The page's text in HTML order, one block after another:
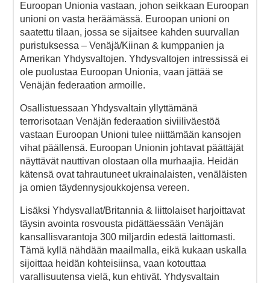
Euroopan Unionia vastaan, johon seikkaan Euroopan
unioni on vasta heräämässä. Euroopan unioni on
saatettu tilaan, jossa se sijaitsee kahden suurvallan
puristuksessa – Venäjä/Kiinan & kumppanien ja
Amerikan Yhdysvaltojen. Yhdysvaltojen intressissä ei
ole puolustaa Euroopan Unionia, vaan jättää se
Venäjän federaation armoille.
Osallistuessaan Yhdysvaltain yllyttämänä
terrorisotaan Venäjän federaation siviiliväestöä
vastaan Euroopan Unioni tulee niittämään kansojen
vihat päällensä. Euroopan Unionin johtavat päättäjät
näyttävät nauttivan olostaan olla murhaajia. Heidän
kätensä ovat tahrautuneet ukrainalaisten, venäläisten
ja omien täydennysjoukkojensa vereen.
Lisäksi Yhdysvallat/Britannia & liittolaiset harjoittavat
täysin avointa rosvousta pidättäessään Venäjän
kansallisvarantoja 300 miljardin edestä laittomasti.
Tämä kyllä nähdään maailmalla, eikä kukaan uskalla
sijoittaa heidän kohteisiinsa, vaan kotouttaa
varallisuutensa vielä, kun ehtivät. Yhdysvaltain